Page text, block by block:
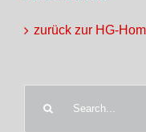
zurück zur HG-